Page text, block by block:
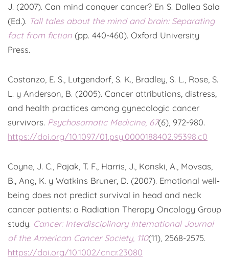
J. (2007). Can mind conquer cancer? En S. Dallea Sala
(Ed.). Tall tales about the mind and brain: Separating
fact from fiction (pp. 440-460). Oxford University
Press.
Costanzo, E. S., Lutgendorf, S. K., Bradley, S. L., Rose, S.
L. y Anderson, B. (2005). Cancer attributions, distress,
and health practices among gynecologic cancer
survivors. Psychosomatic Medicine, 67(6), 972-980.
https://doi.org/10.1097/01.psy.0000188402.95398.c0
Coyne, J. C., Pajak, T. F., Harris, J., Konski, A., Movsas,
B., Ang, K. y Watkins Bruner, D. (2007). Emotional well‐
being does not predict survival in head and neck
cancer patients: a Radiation Therapy Oncology Group
study. Cancer: Interdisciplinary International Journal
of the American Cancer Society, 110(11), 2568-2575.
https://doi.org/10.1002/cncr.23080